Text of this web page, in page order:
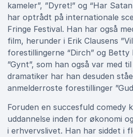
kameler”, ”Dyret!” og “Har
har optrådt på internationale
Fringe Festival. Han har også
film, herunder i Erik Clausens
forestillingerne “Dirch” og Betty
”Gynt”, som han også var med
dramatiker har han desuden
anmelderroste forestillinger
Foruden en succesfuld comedy
uddannelse inden for økonomi
i erhvervslivet. Han har siddet i